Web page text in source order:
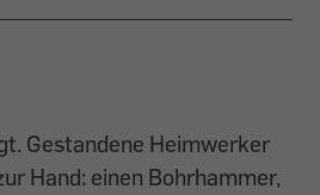
Gestandene Heimwerker
Hand: einen Bohrhammer,